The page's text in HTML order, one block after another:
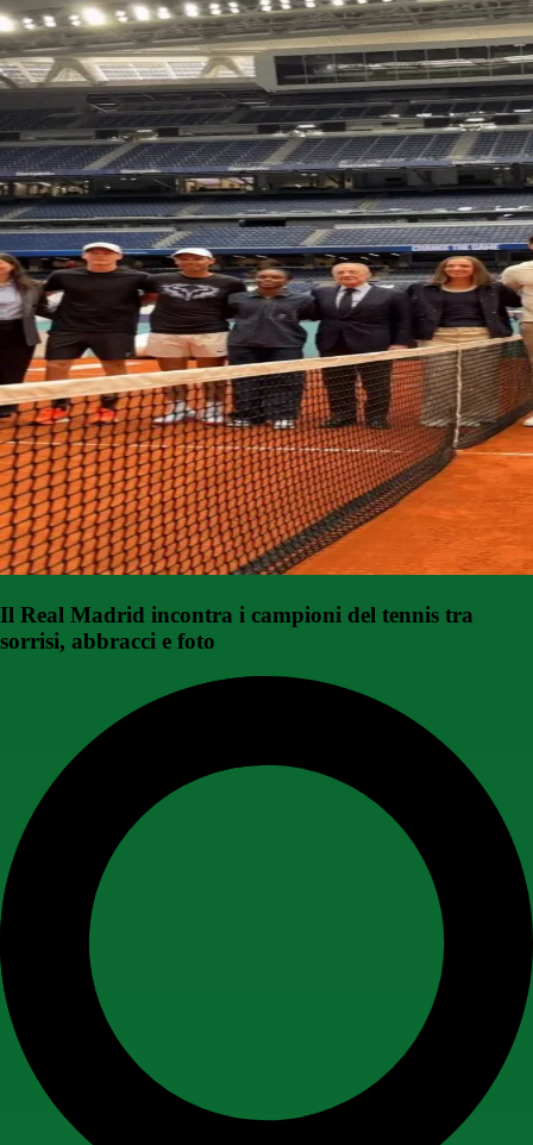
Il Real Madrid incontra i campioni del tennis tra
sorrisi, abbracci e foto